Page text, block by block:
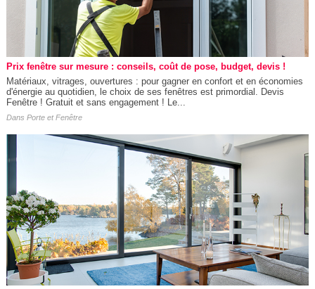
Prix fenêtre sur mesure : conseils, coût de pose, budget, devis !
Matériaux, vitrages, ouvertures : pour gagner en confort et en économies
d'énergie au quotidien, le choix de ses fenêtres est primordial. Devis
Fenêtre ! Gratuit et sans engagement ! Le...
Dans Porte et Fenêtre